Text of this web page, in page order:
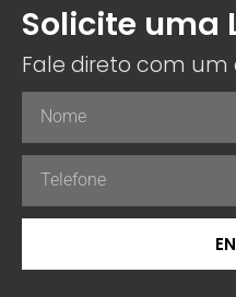
Solicite uma
Fale direto com um